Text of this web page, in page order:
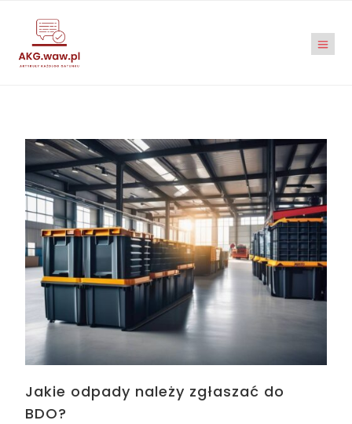
Jakie odpady należy zgłaszać do
BDO?